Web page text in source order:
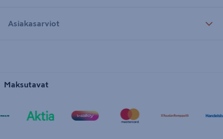
Asiakasarviot
Maksutavat